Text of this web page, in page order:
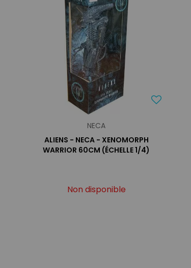
NECA
ALIENS - NECA - XENOMORPH
WARRIOR 60CM (ÉCHELLE 1/4)
Non disponible